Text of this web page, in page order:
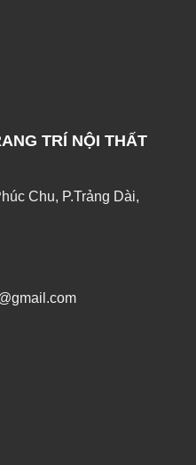
TRÍ NỘI THẤT
Chu, P.Trảng Dài,